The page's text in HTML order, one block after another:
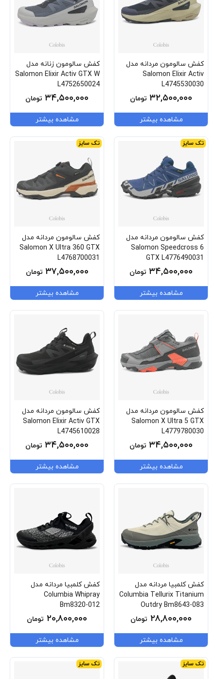
کفش سالومون مردانه مدل
Salomon Elixir Activ
L4745530030
۳۲,۵۰۰,۰۰۰ تومان
مشاهده بیشتر
کفش سالومون زنانه مدل
Salomon Elixir Activ GTX W
L4752650024
۳۴,۵۰۰,۰۰۰ تومان
مشاهده بیشتر
تک سایز
کفش سالومون مردانه مدل
Salomon Speedcross 6
GTX L4776490031
۳۴,۵۰۰,۰۰۰ تومان
مشاهده بیشتر
تک سایز
کفش سالومون مردانه مدل
Salomon X Ultra 360 GTX
L4768700031
۳۷,۵۰۰,۰۰۰ تومان
مشاهده بیشتر
کفش سالومون مردانه مدل
Salomon X Ultra 5 GTX
L4779780030
۳۴,۵۰۰,۰۰۰ تومان
مشاهده بیشتر
کفش سالومون مردانه مدل
Salomon Elixir Activ GTX
L4745610028
۳۴,۵۰۰,۰۰۰ تومان
مشاهده بیشتر
کفش کلمبیا مردانه مدل
Columbia Tellurix Titanium
Outdry Bm8643-083
۲۸,۸۰۰,۰۰۰ تومان
مشاهده بیشتر
کفش کلمبیا مردانه مدل
Columbia Whipray
Bm8320-012
۲۰,۸۰۰,۰۰۰ تومان
مشاهده بیشتر
تک سایز تک سایز